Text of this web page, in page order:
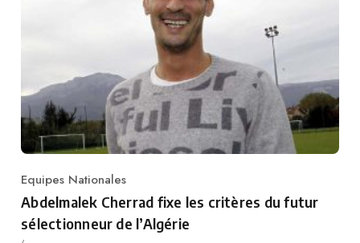
Category
Equipes Nationales
Abdelmalek Cherrad fixe les critères du futur
sélectionneur de l’Algérie